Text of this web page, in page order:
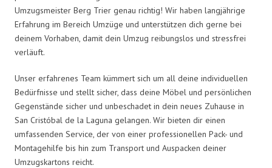
Umzugsmeister Berg Trier genau richtig! Wir haben langjährige
Erfahrung im Bereich Umzüge und unterstützen dich gerne bei
deinem Vorhaben, damit dein Umzug reibungslos und stressfrei
verläuft.
Unser erfahrenes Team kümmert sich um all deine individuellen
Bedürfnisse und stellt sicher, dass deine Möbel und persönlichen
Gegenstände sicher und unbeschadet in dein neues Zuhause in
San Cristóbal de la Laguna gelangen. Wir bieten dir einen
umfassenden Service, der von einer professionellen Pack- und
Montagehilfe bis hin zum Transport und Auspacken deiner
Umzugskartons reicht.